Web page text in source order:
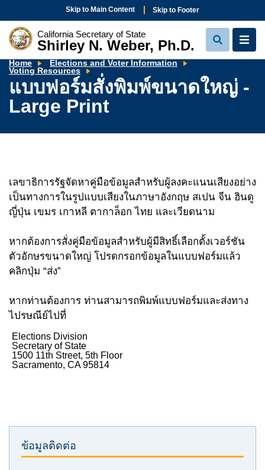
Skip to Main Content Skip to Footer
California Secretary of State
Shirley N. Weber, Ph.D.
View
Search
View
Home
Elections and Voter Information
Voting Resources
ฟอร์ม
สั่ง
พิมพ์
ขนาด
ใหญ่
Print
แบบฟอร์มสั่งพิมพ์ขนาดใหญ่ -
Large Print
เลขาธิการรัฐจัดหาคู่มือข้อมูลสำหรับผู้ลงคะแนนเสียงอย่าง
เป็นทางการในรูปแบบเสียงในภาษาอังกฤษ สเปน จีน ฮินดู
ญี่ปุ่น เขมร เกาหลี ตากาล็อก ไทย และเวียดนาม
หากต้องการสั่งคู่มือข้อมูลสำหรับผู้มีสิทธิ์เลือกตั้งเวอร์ชัน
ตัวอักษรขนาดใหญ่ โปรดกรอกข้อมูลในแบบฟอร์มแล้ว
คลิกปุ่ม “ส่ง”
หากท่านต้องการ ท่านสามารถพิมพ์แบบฟอร์มและส่งทาง
ไปรษณีย์ไปที่
Elections Division
Secretary of State
1500 11th Street, 5th Floor
Sacramento, CA 95814
ข้อมูลติดต่อ